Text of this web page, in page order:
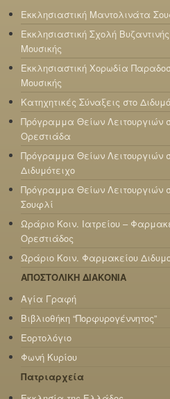
Εκκλησιαστική Μαντολινάτα
Εκκλησιαστική Σχολή Βυζαντινής
Μουσικής
Εκκλησιαστική Χορωδία
Μουσικής
Κατηχητικές Σύναξεις στο
Πρόγραμμα Θείων Λειτουργιών
Ορεστιάδα
Πρόγραμμα Θείων Λειτουργιών
Διδυμότειχο
Πρόγραμμα Θείων Λειτουργιών
Σουφλί
Ωράριο Κοιν. Ιατρείου –
Ορεστιάδος
Ωράριο Κοιν. Φαρμακείου
ΑΠΟΣΤΟΛΙΚΗ ΔΙΑΚΟΝΙΑ
Αγία Γραφή
Βιβλιοθήκη “Πορφυρογέννητος”
Εορτολόγιο
Φωνή Κυρίου
Πατριαρχεία